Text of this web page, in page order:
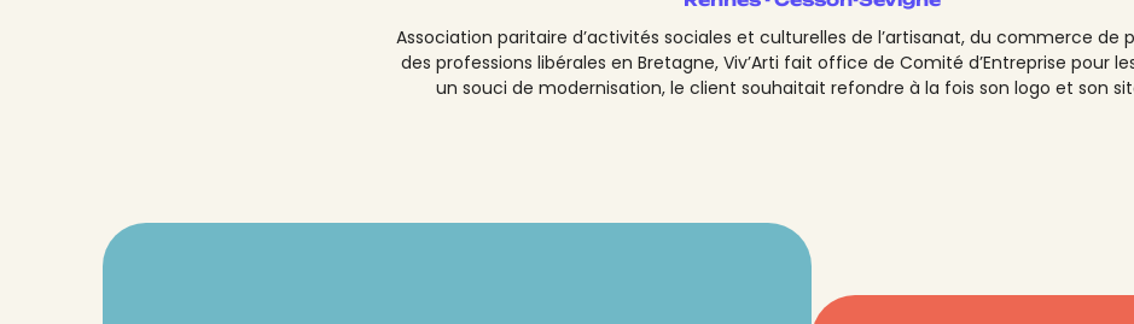
Association paritaire d’activités sociales et culturelles de l’artisanat, du commerce de
des professions libérales en Bretagne, Viv’Arti fait office de Comité d’Entreprise pour les
un souci de modernisation, le client souhaitait refondre à la fois son logo et son